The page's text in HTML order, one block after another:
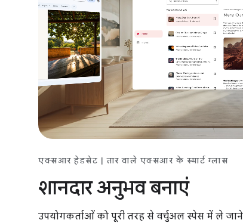
एक्सआर हेडसेट | तार वाले एक्सआर के स्मार्ट ग्लास
शानदार अनुभव बनाएं
उपयोगकर्ताओं को पूरी तरह से वर्चुअल स्पेस में ले